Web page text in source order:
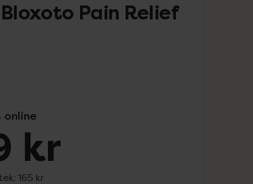
Pain Relief
online
kr
165 kr